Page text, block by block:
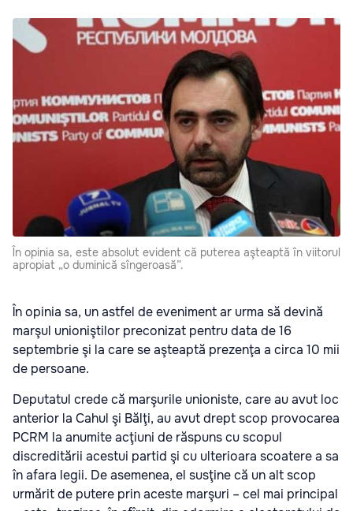
În opinia sa, este absolut evident că puterea aşteaptă în viitorul
apropiat „o duminică sîngeroasă”.
În opinia sa, un astfel de eveniment ar urma să devină
marşul unioniştilor preconizat pentru data de 16
septembrie şi la care se aşteaptă prezenţa a circa 10 mii
de persoane.
Deputatul crede că marşurile unioniste, care au avut loc
anterior la Cahul şi Bălţi, au avut drept scop provocarea
PCRM la anumite acţiuni de răspuns cu scopul
discreditării acestui partid şi cu ulterioara scoatere a sa
în afara legii. De asemenea, el susţine că un alt scop
urmărit de putere prin aceste marşuri – cel mai principal